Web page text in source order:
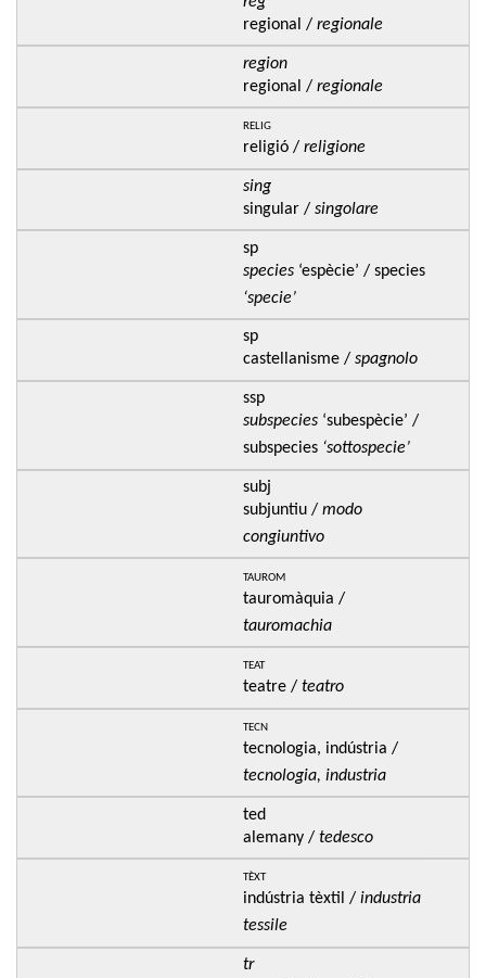
regional / regionale
region
regional / regionale
relig
religió / religione
sing
singular / singolare
sp
species ‘espècie’ / species
‘specie’
sp
castellanisme / spagnolo
ssp
subspecies ‘subespècie’ /
subspecies ‘sottospecie’
subj
subjuntiu / modo
congiuntivo
taurom
tauromàquia /
tauromachia
teat
teatre / teatro
tecn
tecnologia, indústria /
tecnologia, industria
ted
alemany / tedesco
tèxt
indústria tèxtil / industria
tessile
tr